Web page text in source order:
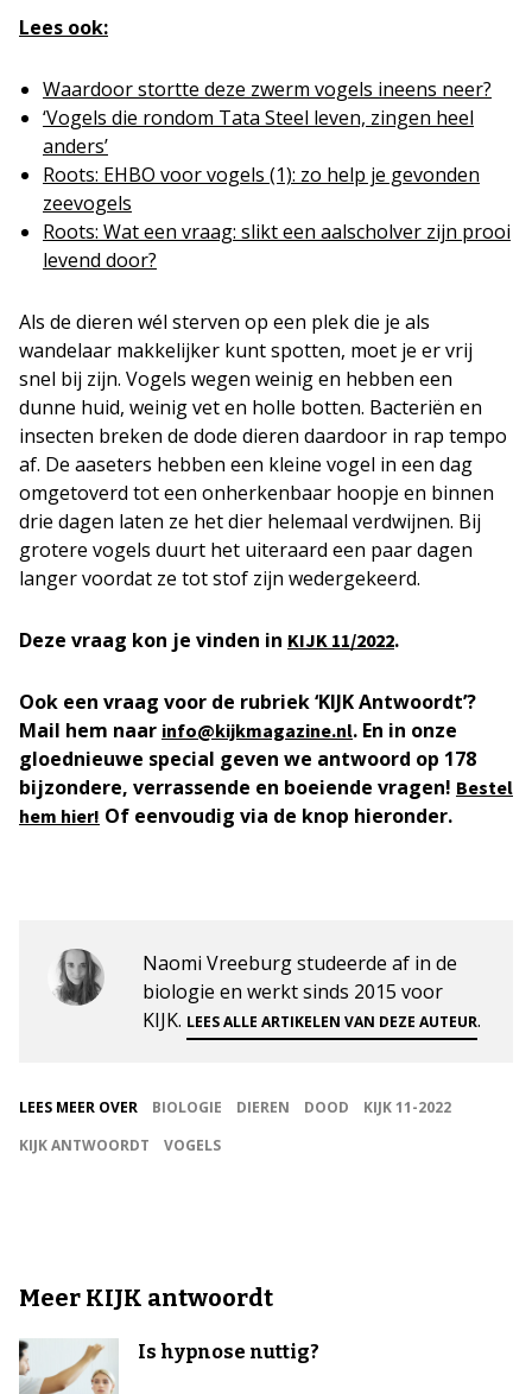
Lees ook:
Waardoor stortte deze zwerm vogels ineens neer?
‘Vogels die rondom Tata Steel leven, zingen heel
anders’
Roots: EHBO voor vogels (1): zo help je gevonden
zeevogels
Roots: Wat een vraag: slikt een aalscholver zijn prooi
levend door?
Als de dieren wél sterven op een plek die je als
wandelaar makkelijker kunt spotten, moet je er vrij
snel bij zijn. Vogels wegen weinig en hebben een
dunne huid, weinig vet en holle botten. Bacteriën en
insecten breken de dode dieren daardoor in rap tempo
af. De aaseters hebben een kleine vogel in een dag
omgetoverd tot een onherkenbaar hoopje en binnen
drie dagen laten ze het dier helemaal verdwijnen. Bij
grotere vogels duurt het uiteraard een paar dagen
langer voordat ze tot stof zijn wedergekeerd.
Deze vraag kon je vinden in KIJK 11/2022.
Ook een vraag voor de rubriek ‘KIJK Antwoordt’?
Mail hem naar info@kijkmagazine.nl. En in onze
gloednieuwe special geven we antwoord op 178
bijzondere, verrassende en boeiende vragen! Bestel
hem hier! Of eenvoudig via de knop hieronder.
Naomi Vreeburg studeerde af in de
biologie en werkt sinds 2015 voor
KIJK. LEES ALLE ARTIKELEN VAN DEZE AUTEUR.
LEES MEER OVER BIOLOGIE DIEREN DOOD
KIJK 11-2022
KIJK ANTWOORDT
VOGELS
Meer KIJK antwoordt
Is hypnose nuttig?